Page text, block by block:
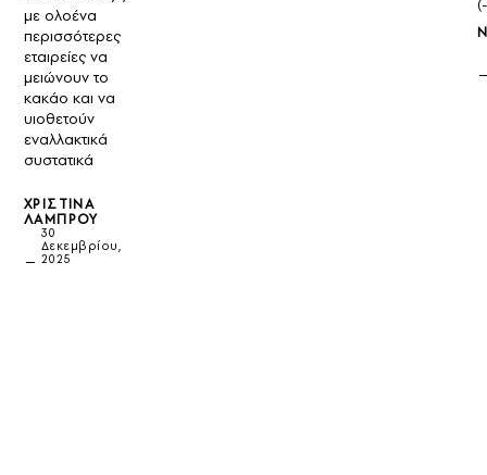
με ολοένα
περισσότερες
εταιρείες να
μειώνουν το
κακάο και να
υιοθετούν
εναλλακτικά
συστατικά
ΧΡΙΣΤΊΝΑ
ΛΆΜΠΡΟΥ
30
Δεκεμβρίου,
2025